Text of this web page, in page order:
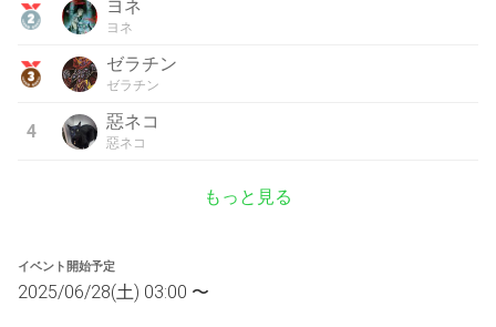
ヨネ
ヨネ
ゼラチン
ゼラチン
4 惡ネコ
惡ネコ
もっと見る
イベント開始予定
2025/06/28(土) 03:00 〜